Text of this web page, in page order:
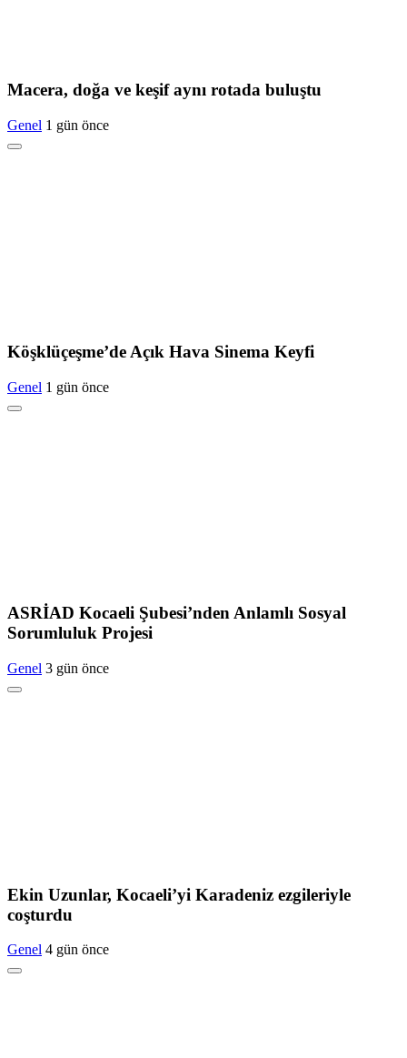
Macera, doğa ve keşif aynı rotada buluştu
Genel 1 gün önce
Köşklüçeşme’de Açık Hava Sinema Keyfi
Genel 1 gün önce
ASRİAD Kocaeli Şubesi’nden Anlamlı Sosyal
Sorumluluk Projesi
Genel 3 gün önce
Ekin Uzunlar, Kocaeli’yi Karadeniz ezgileriyle
coşturdu
Genel 4 gün önce